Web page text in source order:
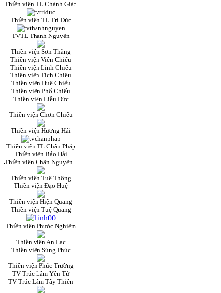
Thiền viện TL Chánh Giác
Thiền viện TL Trí Đức
TVTL Thanh Nguyên
Thiền viện Sơn Thắng
Thiền viện Viên Chiếu
Thiền viện Linh Chiếu
Thiền viện Tịch Chiếu
Thiền viện Huệ Chiếu
Thiền viện Phổ Chiếu
Thiền viện Liễu Đức
Thiền viện Chơn Chiếu
Thiền viện Hương Hải
Thiền viện TL Chân Pháp
Thiền viện Bảo Hải
Thiền viện Chân Nguyên
Thiền viện Tuệ Thông
Thiền viện Đạo Huệ
Thiền viện Hiện Quang
Thiền viện Tuệ Quang
Thiền viện Phước Nghiêm
Thiền viện An Lạc
Thiền viện Sùng Phúc
Thiền viện Phúc Trường
TV Trúc Lâm Yên Tử
TV Trúc Lâm Tây Thiên